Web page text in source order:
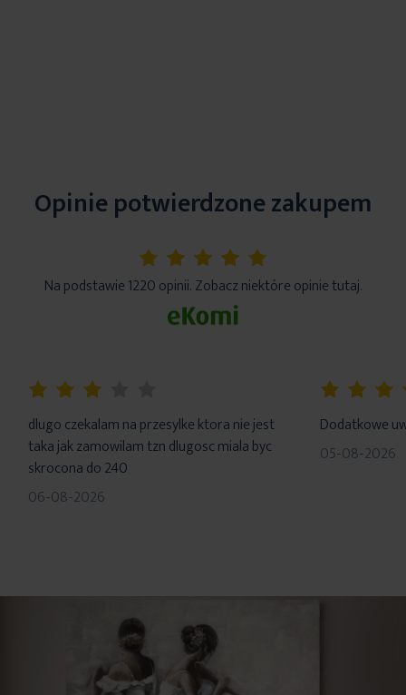
Opinie potwierdzone zakupem
5%
Na podstawie 1220 opinii. Zobacz niektóre opinie tutaj.
dlugo czekalam na przesylke ktora nie jest
taka jak zamowilam tzn dlugosc miala byc
skrocona do 240
06-08-2026
Dodatkowe
05-08-2026